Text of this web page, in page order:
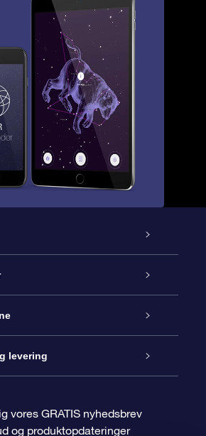
levering
vores GRATIS nyhedsbrev
og produktopdateringer